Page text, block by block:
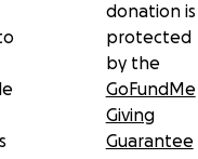
alle famiglie di
del tempo libero
di altri.
ci aiuterà a
donation is
protected
by the
GoFundMe
Giving
Guarantee